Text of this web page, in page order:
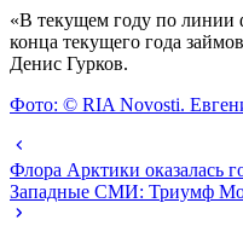
«В текущем году по линии
конца текущего года
Денис Гурков.
Фото: © RIA Novosti.
Флора Арктики оказалась
Западные СМИ: Триумф